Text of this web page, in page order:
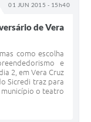
01 JUN 2015 - 15h40
de Vera
como escolha
e
2, em Vera Cruz
Sicredi traz para
município o teatro